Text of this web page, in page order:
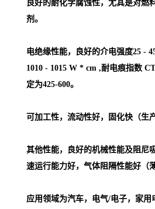
良好的耐化学腐蚀性，尤其是对燃
剂。
电绝缘性能，良好的介电强度25 -
1010 - 1015 W * cm ,耐电痕指数
定为425-600。
可加工性，流动性好，固化快（生
其他性能，良好的机械性能及阻尼
速运行能力好，气体阻隔性能好（
应用领域为汽车，电气/电子，家